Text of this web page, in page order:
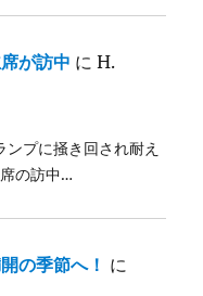
が訪中 にH.
プに掻き回され耐え
の訪中…
の季節へ！ に